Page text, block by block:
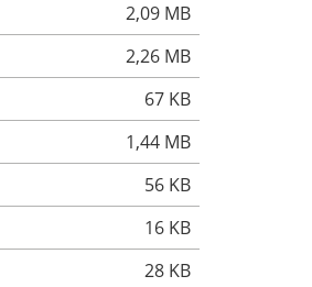
2,09 MB
2,26 MB
67 KB
1,44 MB
56 KB
16 KB
28 KB